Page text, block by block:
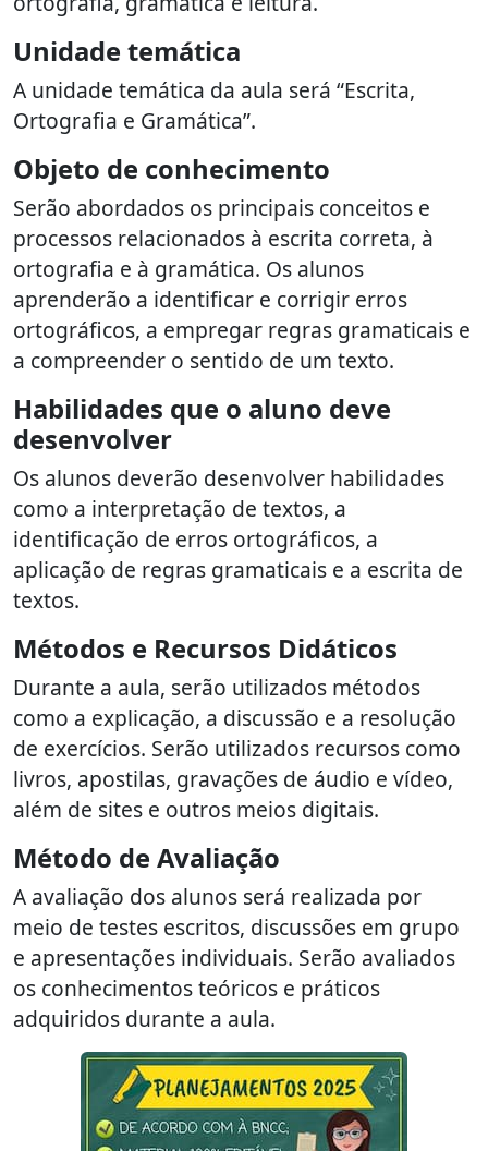
Unidade temática
A unidade temática da aula será “Escrita,
Ortografia e Gramática”.
Objeto de conhecimento
Serão abordados os principais conceitos e
processos relacionados à escrita correta, à
ortografia e à gramática. Os alunos
aprenderão a identificar e corrigir erros
ortográficos, a empregar regras gramaticais e
a compreender o sentido de um texto.
Habilidades que o aluno deve
desenvolver
Os alunos deverão desenvolver habilidades
como a interpretação de textos, a
identificação de erros ortográficos, a
aplicação de regras gramaticais e a escrita de
textos.
Métodos e Recursos Didáticos
Durante a aula, serão utilizados métodos
como a explicação, a discussão e a resolução
de exercícios. Serão utilizados recursos como
livros, apostilas, gravações de áudio e vídeo,
além de sites e outros meios digitais.
Método de Avaliação
A avaliação dos alunos será realizada por
meio de testes escritos, discussões em grupo
e apresentações individuais. Serão avaliados
os conhecimentos teóricos e práticos
adquiridos durante a aula.